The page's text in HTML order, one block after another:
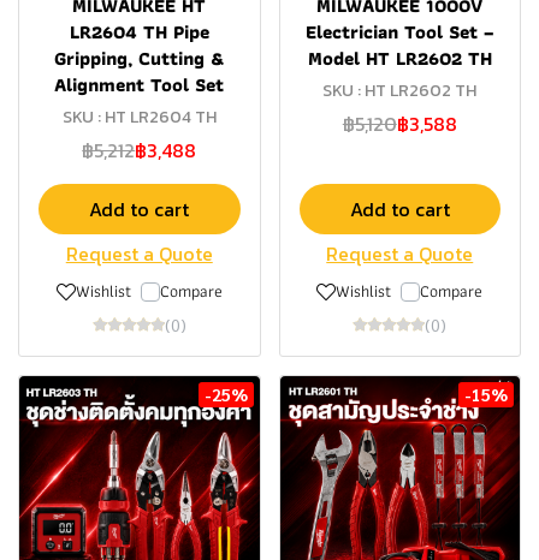
LR2604 TH Pipe
Gripping, Cutting &
Alignment Tool Set
SKU : HT LR2604 TH
฿5,212฿3,488
Add to cart
Request a Quote
Wishlist Compare
(0)
Electrician Tool Set –
Model HT LR2602 TH
SKU : HT LR2602 TH
฿5,120฿3,588
Add to cart
Request a Quote
Wishlist Compare
(0)
-25% -15%